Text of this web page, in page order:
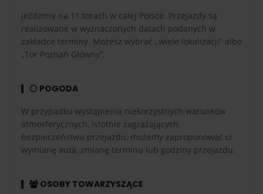
Jeździmy na 11 torach w całej Polsce. Przejazdy są
realizowane w wyznaczonych datach podanych w
zakładce terminy. Możesz wybrać „wiele lokalizacji” albo
„Tor Poznań Główny”.
POGODA
W przypadku wystąpienia niekorzystnych warunków
atmosferycznych, istotnie zagrażających
bezpieczeństwu przejazdu, możemy zaproponować ci
wymianę auta, zmianę terminu lub godziny przejazdu.
OSOBY TOWARZYSZĄCE